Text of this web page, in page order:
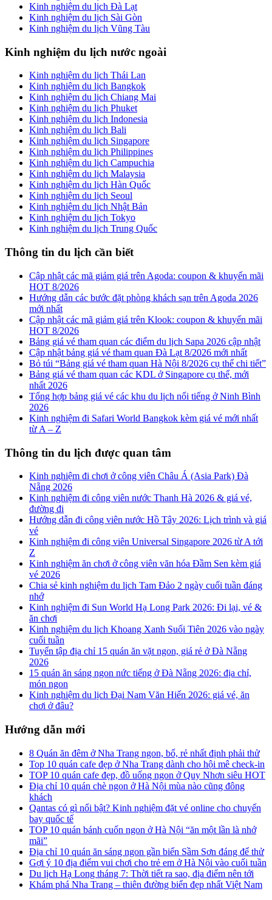
Kinh nghiệm du lịch Đà Lạt
Kinh nghiệm du lịch Sài Gòn
Kinh nghiệm du lịch Vũng Tàu
Kinh nghiệm du lịch nước ngoài
Kinh nghiệm du lịch Thái Lan
Kinh nghiệm du lịch Bangkok
Kinh nghiệm du lịch Chiang Mai
Kinh nghiệm du lịch Phuket
Kinh nghiệm du lịch Indonesia
Kinh nghiệm du lịch Bali
Kinh nghiệm du lịch Singapore
Kinh nghiệm du lịch Philippines
Kinh nghiệm du lịch Campuchia
Kinh nghiệm du lịch Malaysia
Kinh nghiệm du lịch Hàn Quốc
Kinh nghiệm du lịch Seoul
Kinh nghiệm du lịch Nhật Bản
Kinh nghiệm du lịch Tokyo
Kinh nghiệm du lịch Trung Quốc
Thông tin du lịch cần biết
Cập nhật các mã giảm giá trên Agoda: coupon & khuyến mãi
HOT 8/2026
Hướng dẫn các bước đặt phòng khách sạn trên Agoda 2026
mới nhất
Cập nhật các mã giảm giá trên Klook: coupon & khuyến mãi
HOT 8/2026
Bảng giá vé tham quan các điểm du lịch Sapa 2026 cập nhật
Cập nhật bảng giá vé tham quan Đà Lạt 8/2026 mới nhất
Bỏ túi “Bảng giá vé tham quan Hà Nội 8/2026 cụ thể chi tiết”
Bảng giá vé tham quan các KDL ở Singapore cụ thể, mới
nhất 2026
Tổng hợp bảng giá vé các khu du lịch nổi tiếng ở Ninh Bình
2026
Kinh nghiệm đi Safari World Bangkok kèm giá vé mới nhất
từ A – Z
Thông tin du lịch được quan tâm
Kinh nghiệm đi chơi ở công viên Châu Á (Asia Park) Đà
Nẵng 2026
Kinh nghiệm đi công viên nước Thanh Hà 2026 & giá vé,
đường đi
Hướng dẫn đi công viên nước Hồ Tây 2026: Lịch trình và giá
vé
Kinh nghiệm đi công viên Universal Singapore 2026 từ A tới
Z
Kinh nghiệm ăn chơi ở công viên văn hóa Đầm Sen kèm giá
vé 2026
Chia sẻ kinh nghiệm du lịch Tam Đảo 2 ngày cuối tuần đáng
nhớ
Kinh nghiệm đi Sun World Hạ Long Park 2026: Đi lại, vé &
ăn chơi
Kinh nghiệm du lịch Khoang Xanh Suối Tiên 2026 vào ngày
cuối tuần
Tuyển tập địa chỉ 15 quán ăn vặt ngon, giá rẻ ở Đà Nẵng
2026
15 quán ăn sáng ngon nức tiếng ở Đà Nẵng 2026: địa chỉ,
món ngon
Kinh nghiệm du lịch Đại Nam Văn Hiến 2026: giá vé, ăn
chơi ở đâu?
Hướng dẫn mới
8 Quán ăn đêm ở Nha Trang ngon, bổ, rẻ nhất định phải thử
Top 10 quán cafe đẹp ở Nha Trang dành cho hội mê check-in
TOP 10 quán cafe đẹp, đồ uống ngon ở Quy Nhơn siêu HOT
Địa chỉ 10 quán chè ngon ở Hà Nội mùa nào cũng đông
khách
Qantas có gì nổi bật? Kinh nghiệm đặt vé online cho chuyến
bay quốc tế
TOP 10 quán bánh cuốn ngon ở Hà Nội “ăn một lần là nhớ
mãi”
Địa chỉ 10 quán ăn sáng ngon gần biển Sầm Sơn đáng để thử
Gợi ý 10 địa điểm vui chơi cho trẻ em ở Hà Nội vào cuối tuần
Du lịch Hạ Long tháng 7: Thời tiết ra sao, địa điểm nên tới
Khám phá Nha Trang – thiên đường biển đẹp nhất Việt Nam